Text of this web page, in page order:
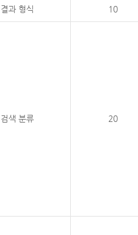
결과 형식 10
검색 분류 20